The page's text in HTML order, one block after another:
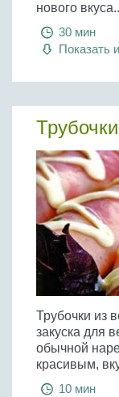
нового
30 мин
Показать
Трубочки из
закуска для
обычной
красивым,
10 мин